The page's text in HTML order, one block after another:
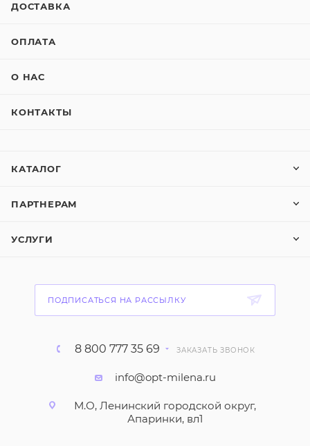
ДОСТАВКА
ОПЛАТА
О НАС
КОНТАКТЫ
КАТАЛОГ
ПАРТНЕРАМ
УСЛУГИ
ПОДПИСАТЬСЯ НА РАССЫЛКУ
8 800 777 35 69 ЗАКАЗАТЬ ЗВОНОК
info@opt-milena.ru
М.О, Ленинский городской округ,
Апаринки, вл1